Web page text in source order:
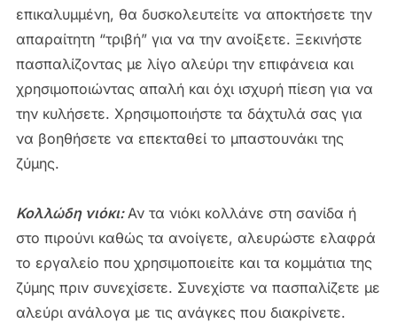
επικαλυμμένη, θα δυσκολευτείτε να αποκτήσετε την
απαραίτητη “τριβή” για να την ανοίξετε. Ξεκινήστε
πασπαλίζοντας με λίγο αλεύρι την επιφάνεια και
χρησιμοποιώντας απαλή και όχι ισχυρή πίεση για να
την κυλήσετε. Χρησιμοποιήστε τα δάχτυλά σας για
να βοηθήσετε να επεκταθεί το μπαστουνάκι της
ζύμης.
Κολλώδη νιόκι:Αν τα νιόκι κολλάνε στη σανίδα ή
στο πιρούνι καθώς τα ανοίγετε, αλευρώστε ελαφρά
το εργαλείο που χρησιμοποιείτε και τα κομμάτια της
ζύμης πριν συνεχίσετε. Συνεχίστε να πασπαλίζετε με
αλεύρι ανάλογα με τις ανάγκες που διακρίνετε.